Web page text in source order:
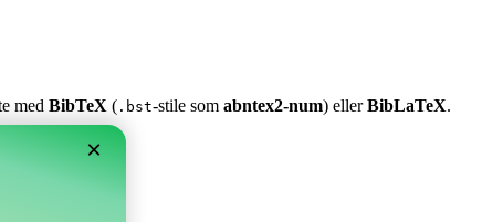
med BibTeX ( .bst-stile som abntex2-num) ellerBibLaTeX.
×